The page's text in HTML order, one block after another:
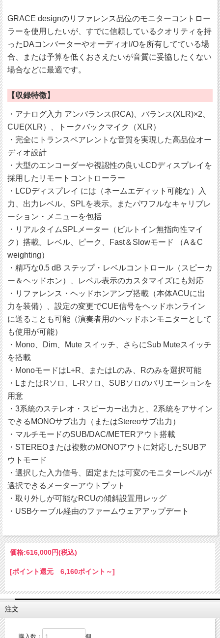
GRACE designのリファレンス品位のモニターコントロー
ラーを使用したいが、すでに信頼しているクオリティを持
ったDAコンバーターやオーディオI/Oを所有してている場
合、または予算を低くおさえたいが音質に妥協したくない
場合などに最適です。
【収録特徴】
・アナログ入力 アンバランス(RCA)、バランス(XLR)×2、
CUE(XLR）、トークバックマイク（XLR）
・完全にトランスペアレントな音質を実現した高品位オー
ディオ設計
・大型のエンコーダーや視認性の良いLCDディスプレイを
採用したリモートコントローラー
・LCDディスプレイ には（ネームエディット可能な）入
力、出力レベル、SPLを表示。またパワフルなキャリブレ
ーション・メニューを包括
・リアルタイムSPLメーター（ビルトイン無指向性マイ
ク）搭載。レベル、ピーク、Fast＆Slowモード （A＆C
weighting）
・精巧な0.5 dB ステップ・レベルコントロール（スピーカ
ー＆ヘッドホン）、レベル表示のカスタマイズにも対応
・リファレンス・ヘッドホンアンプ搭載（本体ACUに出
力を装備）、設定の変更でCUE信号をヘッドホンライン
に送ることも可能（演奏者用のヘッドホンモニターとして
も使用が可能）
・Mono、Dim、Mute スイッチ、さらにSub Muteスイッチ
を搭載
・MonoモードはL+R、またはLのみ、Rのみを選択可能
・LまたはRソロ、L-Rソロ、SUBソロのバリエーションを
用意
・3系統のステレオ・スピーカー出力と、2系統をアサイン
できるMONOサブ出力（またはStereoサブ出力）
・マルチモードのSUB/DAC/METERアウト搭載
・STEREOまたは複数のMONOアウトに対応したSUBア
ウトモード
・選択した入力信号、固定または可変のモニターレベルが
選択できるメーターアウトプット
・取り外しが可能なRCUの傾斜設置用レッグ
・USBケーブル経由のファームウェアアップデート
価格:616,000円(税込)
[ポイント還元 6,160ポイント～]
注文